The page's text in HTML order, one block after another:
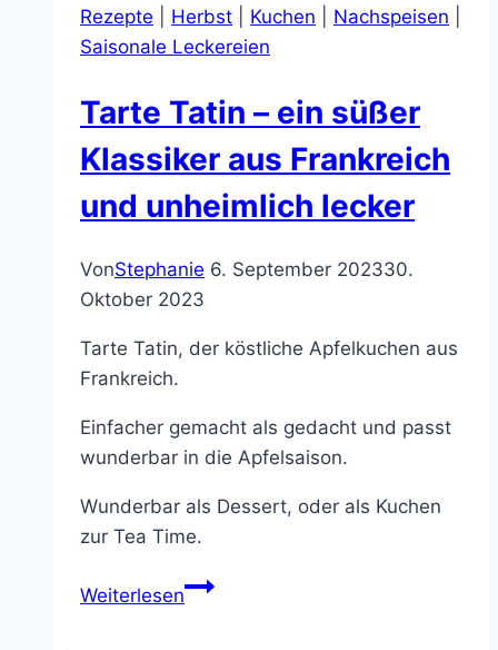
Halloween
Rezepte Herbst Kuchen Nachspeisen
Saisonale Leckereien
Tarte Tatin – ein süßer
Klassiker aus Frankreich
und unheimlich lecker
VonStephanie 6. September 202330.
Oktober 2023
Tarte Tatin, der köstliche Apfelkuchen aus
Frankreich.
Einfacher gemacht als gedacht und passt
wunderbar in die Apfelsaison.
Wunderbar als Dessert, oder als Kuchen
zur Tea Time.
WeiterlesenTarte